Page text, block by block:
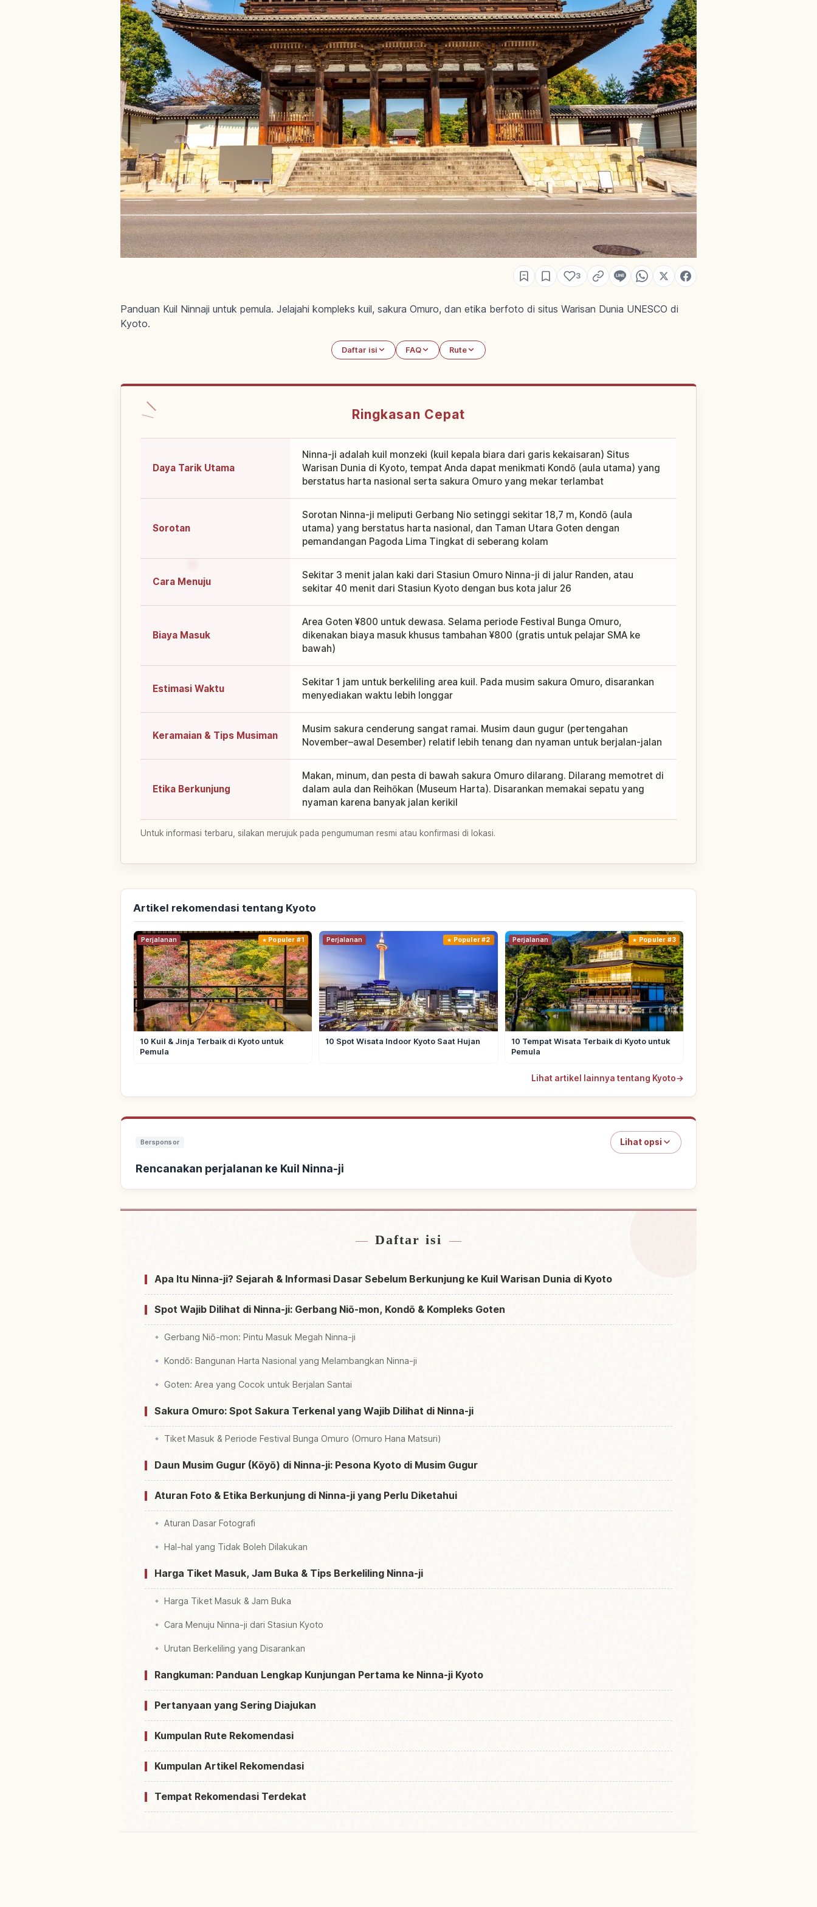
3
Panduan Kuil Ninnaji untuk pemula. Jelajahi kompleks kuil, sakura Omuro, dan etika berfoto di situs Warisan Dunia UNESCO di
Kyoto.
Daftar isi FAQ Rute
Ringkasan Cepat
Daya Tarik Utama
Ninna-ji adalah kuil monzeki (kuil kepala biara dari garis kekaisaran) Situs
Warisan Dunia di Kyoto, tempat Anda dapat menikmati Kondō (aula utama) yang
berstatus harta nasional serta sakura Omuro yang mekar terlambat
Sorotan
Sorotan Ninna-ji meliputi Gerbang Nio setinggi sekitar 18,7 m, Kondō (aula
utama) yang berstatus harta nasional, dan Taman Utara Goten dengan
pemandangan Pagoda Lima Tingkat di seberang kolam
Cara Menuju
Sekitar 3 menit jalan kaki dari Stasiun Omuro Ninna-ji di jalur Randen, atau
sekitar 40 menit dari Stasiun Kyoto dengan bus kota jalur 26
Biaya Masuk
Area Goten ¥800 untuk dewasa. Selama periode Festival Bunga Omuro,
dikenakan biaya masuk khusus tambahan ¥800 (gratis untuk pelajar SMA ke
bawah)
Estimasi Waktu
Sekitar 1 jam untuk berkeliling area kuil. Pada musim sakura Omuro, disarankan
menyediakan waktu lebih longgar
Keramaian & Tips Musiman
Musim sakura cenderung sangat ramai. Musim daun gugur (pertengahan
November–awal Desember) relatif lebih tenang dan nyaman untuk berjalan-jalan
Etika Berkunjung
Makan, minum, dan pesta di bawah sakura Omuro dilarang. Dilarang memotret di
dalam aula dan Reihōkan (Museum Harta). Disarankan memakai sepatu yang
nyaman karena banyak jalan kerikil
Untuk informasi terbaru, silakan merujuk pada pengumuman resmi atau konfirmasi di lokasi.
Artikel rekomendasi tentang Kyoto
Perjalanan Populer #1
10 Kuil & Jinja Terbaik di Kyoto untuk
Pemula
Perjalanan Populer #2
10 Spot Wisata Indoor Kyoto Saat Hujan
Perjalanan Populer #3
10 Tempat Wisata Terbaik di Kyoto untuk
Pemula
Lihat artikel lainnya tentang Kyoto→
Bersponsor Lihat opsi
Rencanakan perjalanan ke Kuil Ninna-ji
Daftar isi
Apa Itu Ninna-ji? Sejarah & Informasi Dasar Sebelum Berkunjung ke Kuil Warisan Dunia di Kyoto
Spot Wajib Dilihat di Ninna-ji: Gerbang Niō-mon, Kondō & Kompleks Goten
Gerbang Niō-mon: Pintu Masuk Megah Ninna-ji
Kondō: Bangunan Harta Nasional yang Melambangkan Ninna-ji
Goten: Area yang Cocok untuk Berjalan Santai
Sakura Omuro: Spot Sakura Terkenal yang Wajib Dilihat di Ninna-ji
Tiket Masuk & Periode Festival Bunga Omuro (Omuro Hana Matsuri)
Daun Musim Gugur (Kōyō) di Ninna-ji: Pesona Kyoto di Musim Gugur
Aturan Foto & Etika Berkunjung di Ninna-ji yang Perlu Diketahui
Aturan Dasar Fotografi
Hal-hal yang Tidak Boleh Dilakukan
Harga Tiket Masuk, Jam Buka & Tips Berkeliling Ninna-ji
Harga Tiket Masuk & Jam Buka
Cara Menuju Ninna-ji dari Stasiun Kyoto
Urutan Berkeliling yang Disarankan
Rangkuman: Panduan Lengkap Kunjungan Pertama ke Ninna-ji Kyoto
Pertanyaan yang Sering Diajukan
Kumpulan Rute Rekomendasi
Kumpulan Artikel Rekomendasi
Tempat Rekomendasi Terdekat